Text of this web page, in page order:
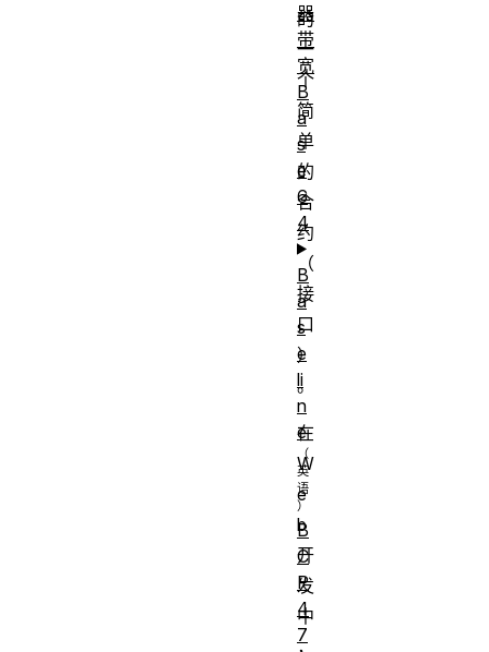
的
一
个
简
单
的
合
约
（
接
口
）
。
在
W
e
b
开
发
中
，
器
带
宽
B
a
s
e
6
4
B
a
s
e
li
n
e
B
C
P
4
7